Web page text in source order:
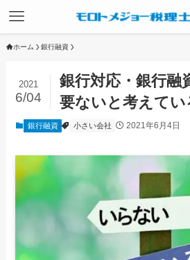
ホーム 銀行融資
銀行対応・銀行融
要ないと考えてい
2021
6/04
銀行融資 小さい会社 2021年6月4日